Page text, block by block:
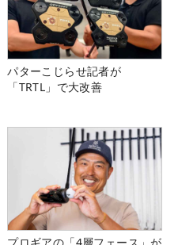
パターこじらせ記者が
「TRTL」で大改善